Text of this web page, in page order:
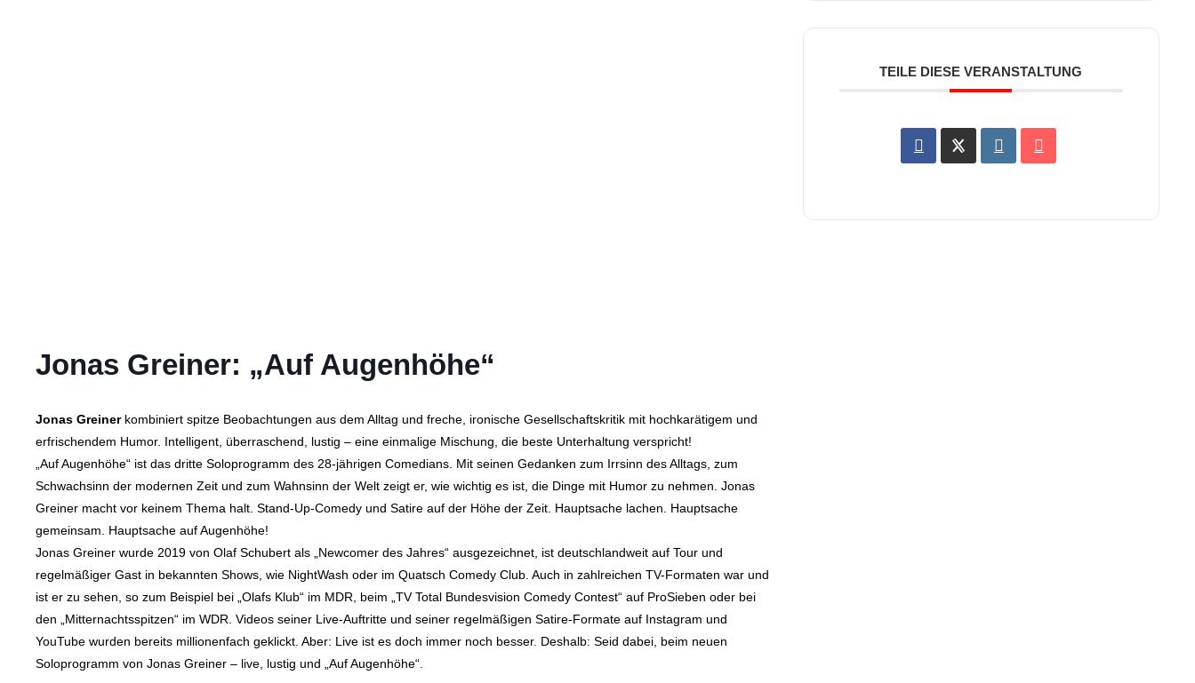
Jonas Greiner: „Auf Augenhöhe“
Jonas Greinerkombiniert spitze Beobachtungen aus dem Alltag und freche, ironische Gesellschaftskritik mit hochkarätigem und
erfrischendem Humor. Intelligent, überraschend, lustig – eine einmalige Mischung, die beste Unterhaltung verspricht!
„Auf Augenhöhe“ ist das dritte Soloprogramm des 28-jährigen Comedians. Mit seinen Gedanken zum Irrsinn des Alltags, zum
Schwachsinn der modernen Zeit und zum Wahnsinn der Welt zeigt er, wie wichtig es ist, die Dinge mit Humor zu nehmen. Jonas
Greiner macht vor keinem Thema halt. Stand-Up-Comedy und Satire auf der Höhe der Zeit. Hauptsache lachen. Hauptsache
gemeinsam. Hauptsache auf Augenhöhe!
Jonas Greiner wurde 2019 von Olaf Schubert als „Newcomer des Jahres“ ausgezeichnet, ist deutschlandweit auf Tour und
regelmäßiger Gast in bekannten Shows, wie NightWash oder im Quatsch Comedy Club. Auch in zahlreichen TV-Formaten war und
ist er zu sehen, so zum Beispiel bei „Olafs Klub“ im MDR, beim „TV Total Bundesvision Comedy Contest“ auf ProSieben oder bei
den „Mitternachtsspitzen“ im WDR. Videos seiner Live-Auftritte und seiner regelmäßigen Satire-Formate auf Instagram und
YouTube wurden bereits millionenfach geklickt. Aber: Live ist es doch immer noch besser. Deshalb: Seid dabei, beim neuen
Soloprogramm von Jonas Greiner – live, lustig und „Auf Augenhöhe“.
TEILE DIESE VERANSTALTUNG